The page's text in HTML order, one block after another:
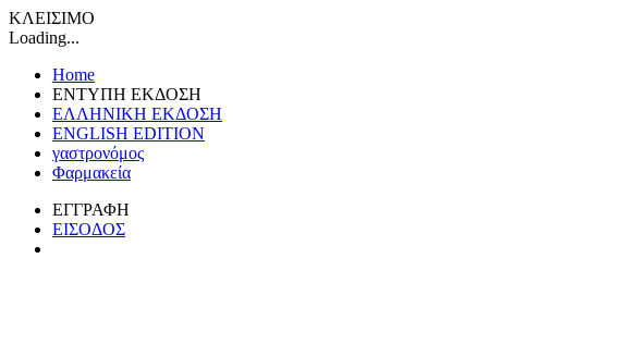
ΚΛΕΙΣΙΜΟ
Loading...
Home
ΕΝΤΥΠΗ ΕΚΔΟΣΗ
ΕΛΛΗΝΙΚΗ ΕΚΔΟΣΗ
ENGLISH EDITION
γαστρονόμος
Φαρμακεία
ΕΓΓΡΑΦΗ
ΕΙΣΟΔΟΣ